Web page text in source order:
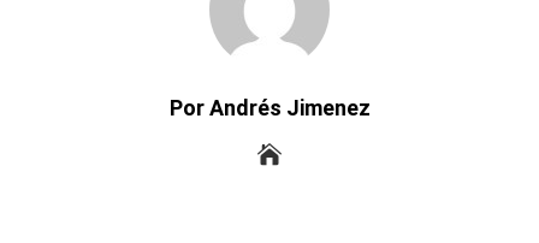
Por Andrés Jimenez